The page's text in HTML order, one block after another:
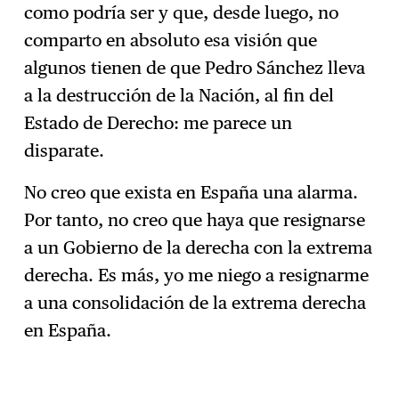
como podría ser y que, desde luego, no
comparto en absoluto esa visión que
algunos tienen de que Pedro Sánchez lleva
a la destrucción de la Nación, al fin del
Estado de Derecho: me parece un
disparate.
No creo que exista en España una alarma.
Por tanto, no creo que haya que resignarse
a un Gobierno de la derecha con la extrema
derecha. Es más, yo me niego a resignarme
a una consolidación de la extrema derecha
en España.